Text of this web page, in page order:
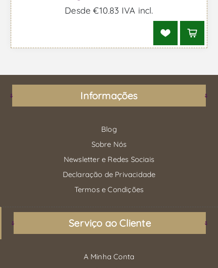
Desde €10,83 IVA incl.
Informações
Blog
Sobre Nós
Newsletter e Redes Sociais
Declaração de Privacidade
Termos e Condições
Serviço ao Cliente
A Minha Conta